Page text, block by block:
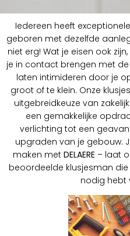
Iedereen heeft
geboren met dezelfde
niet erg! Wat je eisen ook
je in contact brengen met
laten intimideren door je
groot of te klein. Onze
uitgebreidkeuze van
een gemakkelijke
verlichting tot een
upgraden van je gebouw.
maken met DELAERE – laat
beoordeelde klusjesman
nodig hebt